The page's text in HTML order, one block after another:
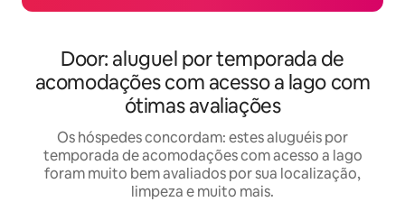
Door: aluguel por temporada de
acomodações com acesso a lago com
ótimas avaliações
Os hóspedes concordam: estes aluguéis por
temporada de acomodações com acesso a lago
foram muito bem avaliados por sua localização,
limpeza e muito mais.